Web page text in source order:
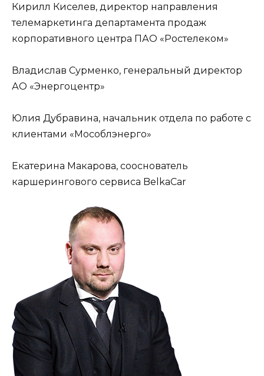
Кирилл Киселев, директор направления
телемаркетинга департамента продаж
корпоративного центра ПАО «Ростелеком»
Владислав Сурменко, генеральный директор
АО «Энергоцентр»
Юлия Дубравина, начальник отдела по работе с
клиентами «Мособлэнерго»
Екатерина Макарова, сооснователь
каршерингового сервиса BelkaCar